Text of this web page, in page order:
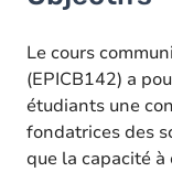
Le cours
(EPICB142) a
étudiants une
fondatrices des
que la capacité